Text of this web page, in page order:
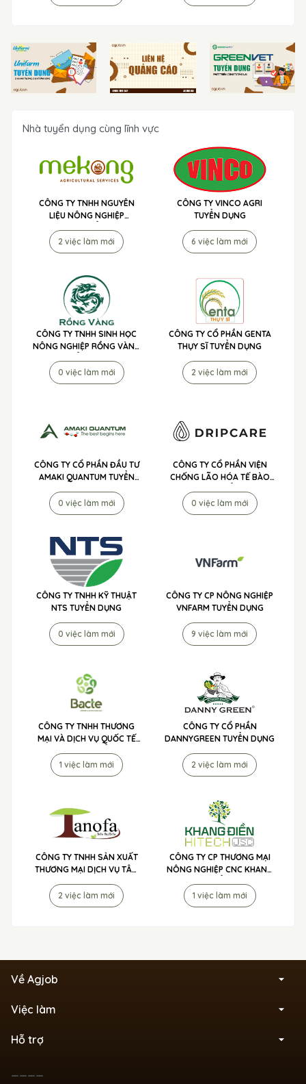
Nhà tuyển dụng cùng lĩnh vực
CÔNG TY TNHH NGUYÊN
LIỆU NÔNG NGHIỆP
MEKONG TUYỂN DỤNG
2 việc làm mới
CÔNG TY VINCO AGRI
TUYỂN DỤNG
6 việc làm mới
CÔNG TY TNHH SINH HỌC
NÔNG NGHIỆP RỒNG VÀNG
TUYỂN DỤNG
0 việc làm mới
CÔNG TY CỔ PHẦN GENTA
THỤY SĨ TUYỂN DỤNG
2 việc làm mới
CÔNG TY CỔ PHẦN ĐẦU TƯ
AMAKI QUANTUM TUYỂN
DỤNG
0 việc làm mới
CÔNG TY CỔ PHẦN VIỆN
CHỐNG LÃO HÓA TẾ BÀO
DRIPCARE TUYỂN DỤNG
0 việc làm mới
CÔNG TY TNHH KỸ THUẬT
NTS TUYỂN DỤNG
0 việc làm mới
CÔNG TY CP NÔNG NGHIỆP
VNFARM TUYỂN DỤNG
9 việc làm mới
CÔNG TY TNHH THƯƠNG
MẠI VÀ DỊCH VỤ QUỐC TẾ
TIP TO MÃ LAI TUYỂN DỤNG
1 việc làm mới
CÔNG TY CỔ PHẦN
DANNYGREEN TUYỂN DỤNG
2 việc làm mới
CÔNG TY TNHH SẢN XUẤT
THƯƠNG MẠI DỊCH VỤ TÂN
NÔNG PHÁT - PHÂN BÓN 3
TỐT TUYỂN DỤNG
2 việc làm mới
CÔNG TY CP THƯƠNG MẠI
NÔNG NGHIỆP CNC KHANG
ĐIỀN TUYỂN DỤNG
1 việc làm mới
Về Agjob
Việc làm
Hỗ trợ